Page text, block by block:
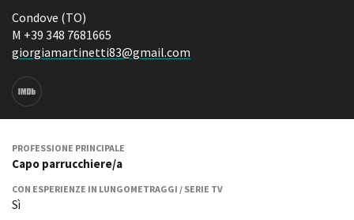
ABOUT
Storia della Fondazione
Contatti
La sede
Condove (TO)
M +39 348 7681665
giorgiamartinetti83@gmail.com
PROFESSIONE PRINCIPALE
Capo parrucchiere/a
CON ESPERIENZE IN LUNGOMETRAGGI / SERIE TV
Sì